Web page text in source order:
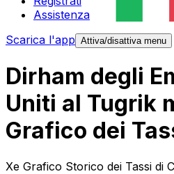
Assistenza
Scarica l'app Attiva/disattiva menu
Dirham degli
Uniti al Tugrik
Grafico dei
Xe Grafico Storico dei Tassi di